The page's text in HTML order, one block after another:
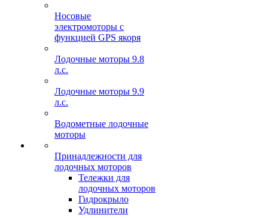
Носовые
электромоторы с
функцией GPS якоря
Лодочные моторы 9.8
л.с.
Лодочные моторы 9.9
л.с.
Водометные лодочные
моторы
Принадлежности для
лодочных моторов
Тележки для
лодочных моторов
Гидрокрыло
Удлинители